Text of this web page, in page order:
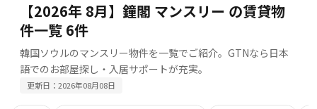
【2026年 8月】鐘閣 マンスリー の賃貸物
件一覧 6件
韓国ソウルのマンスリー物件を一覧でご紹介。GTNなら日本
語でのお部屋探し・入居サポートが充実。
更新日：2026年08月08日